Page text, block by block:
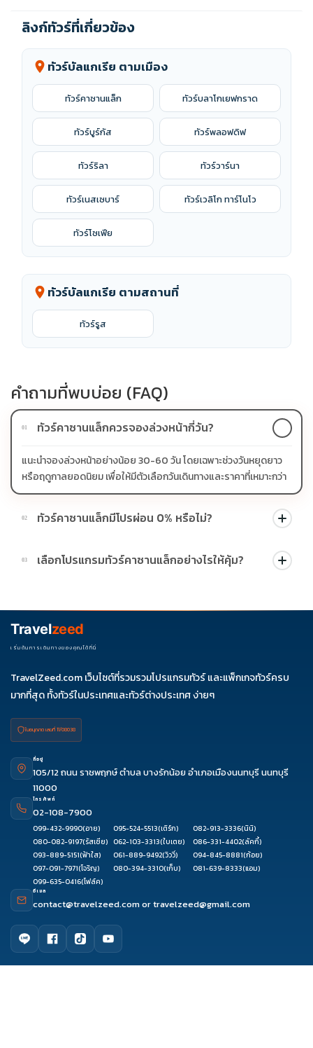
ลิงก์ทัวร์ที่เกี่ยวข้อง
location_on ทัวร์บัลแกเรีย ตามเมือง
ทัวร์คาซานแล็ก ทัวร์บลาโกเยฟกราด
ทัวร์บูร์กัส ทัวร์พลอฟดิฟ
ทัวร์ริลา ทัวร์วาร์นา
ทัวร์เนสเซบาร์ ทัวร์เวลิโก ทาร์โนโว
ทัวร์โซเฟีย
location_on ทัวร์บัลแกเรีย ตามสถานที่
ทัวร์รูส
คำถามที่พบบ่อย (FAQ)
01 ทัวร์คาซานแล็กควรจองล่วงหน้ากี่วัน?
แนะนำจองล่วงหน้าอย่างน้อย 30-60 วัน โดยเฉพาะช่วงวันหยุดยาว
หรือฤดูกาลยอดนิยม เพื่อให้มีตัวเลือกวันเดินทางและราคาที่เหมาะกว่า
02 ทัวร์คาซานแล็กมีโปรผ่อน 0% หรือไม่?
บางโปรแกรมมีโปรผ่อน 0% หรือโปรโมชั่นบัตรเครดิตตามเงื่อนไขที่
บริษัทกำหนด สามารถดูสัญลักษณ์โปรโมชั่นในรายการทัวร์แต่ละ
03 เลือกโปรแกรมทัวร์คาซานแล็กอย่างไรให้คุ้ม?
ช่วงราคา ไม่ควรเทียบจากราคาต่ำสุดเพียงอย่างเดียว
ดูรีวิว ติดต่อเซล
Travelzeed
เริ่มต้นการเดินทางของคุณได้ที่นี่
TravelZeed.com เว็บไซต์ที่รวมรวมโปรแกรมทัวร์ และแพ็กเกจทัวร์ครบ
มากที่สุด ทั้งทัวร์ในประเทศและทัวร์ต่างประเทศ ง่ายๆ
ใบอนุญาต เลขที่ 11/08038
ที่อยู่
105/12 ถนน ราชพฤกษ์ ตำบล บางรักน้อย อำเภอเมืองนนทบุรี นนทบุรี
11000
โทรศัพท์
02-108-7900
099-432-9990(อาย) 095-524-5513(เติร์ก) 082-913-3336(นินิ)
080-082-9197(รัสเซีย) 062-103-3313(ใบเตย) 086-331-4402(ลัคกี้)
093-889-5151(ฟ้าใส) 061-889-9492(วิววี่) 094-845-8881(ก้อย)
097-091-7971(โจริญ) 080-394-3310(เก็บ) 081-639-8333(แอม)
099-635-0416(โฟล์ค)
อีเมล
contact@travelzeed.comortravelzeed@gmail.com